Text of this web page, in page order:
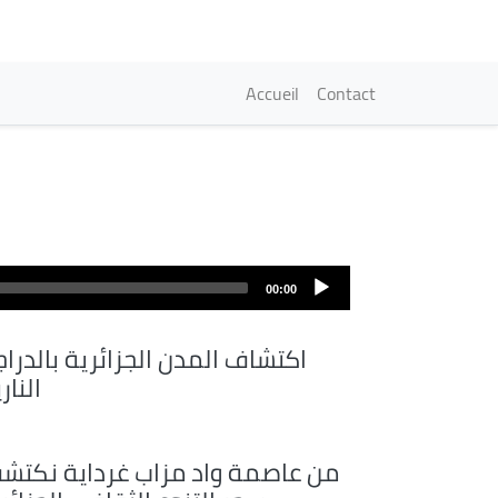
Navigation
Accueil Contact
Fichier
audio
00:00
اكتشاف المدن الجزائرية
من عاصمة واد مزاب غرداية